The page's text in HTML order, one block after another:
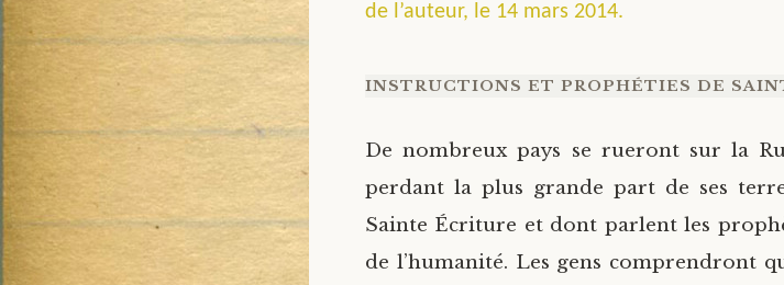
de l’auteur, le 14 mars 2014.
INSTRUCTIONS ET PROPHÉTIES DE
De nombreux pays se rueront sur la
perdant la plus grande part de ses
Sainte Écriture et dont parlent les
de l’humanité. Les gens comprendront